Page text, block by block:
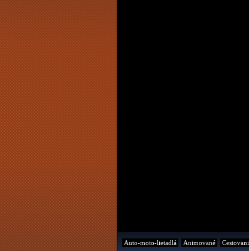
Auto-moto-lietadlá Animované